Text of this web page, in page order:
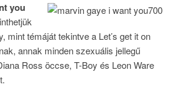
you
mint témáját tekintve a Let’s get it on
annak minden szexuális jellegű
Ross öccse, T-Boy és Leon Ware